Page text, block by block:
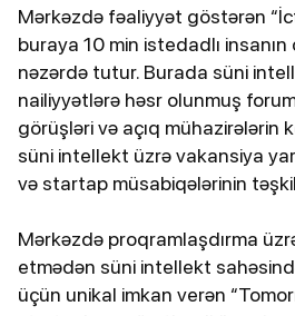
Mərkəzdə fəaliyyət göstərən
buraya 10 min istedadlı
nəzərdə tutur. Burada süni
nailiyyətlərə həsr olunmuş
görüşləri və açıq mühazirələrin
süni intellekt üzrə vakansiya
və startap müsabiqələrinin təşkili
Mərkəzdə proqramlaşdırma
etmədən süni intellekt
üçün unikal imkan verən